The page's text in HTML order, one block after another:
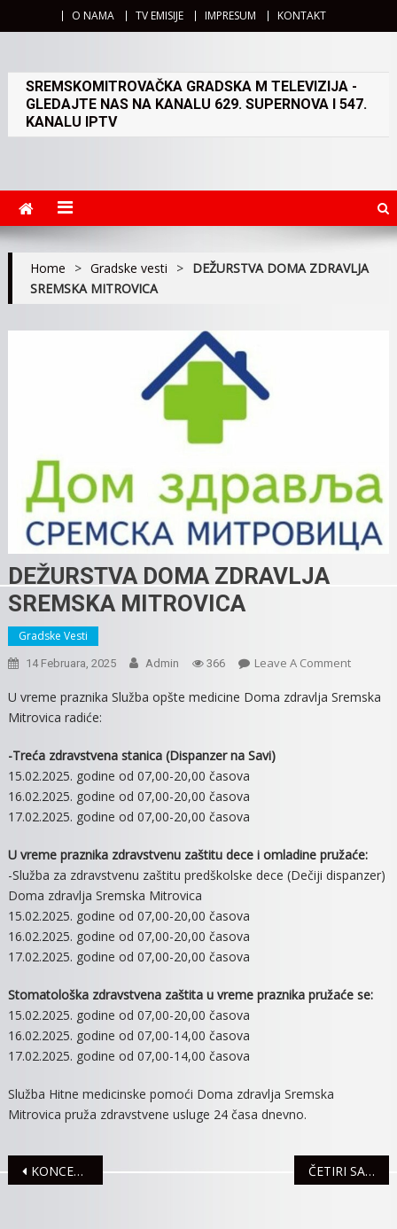
O NAMA TV EMISIJE IMPRESUM KONTAKT
SREMSKOMITROVAČKA GRADSKA M TELEVIZIJA -
GLEDAJTE NAS NA KANALU 629. SUPERNOVA I 547.
KANALU IPTV
Home > Gradske vesti > DEŽURSTVA DOMA ZDRAVLJA
SREMSKA MITROVICA
DEŽURSTVA DOMA ZDRAVLJA
SREMSKA MITROVICA
Gradske Vesti
14 Februara, 2025 Admin 366 Leave A CommentOn
DOMA
U vreme praznika Služba opšte medicine Doma zdravlja Sremska
Mitrovica radiće:
-Treća zdravstvena stanica (Dispanzer na Savi)
15.02.2025. godine od 07,00-20,00 časova
16.02.2025. godine od 07,00-20,00 časova
17.02.2025. godine od 07,00-20,00 časova
U vreme praznika zdravstvenu zaštitu dece i omladine pružaće:
-Služba za zdravstvenu zaštitu predškolske dece (Dečiji dispanzer)
Doma zdravlja Sremska Mitrovica
15.02.2025. godine od 07,00-20,00 časova
16.02.2025. godine od 07,00-20,00 časova
17.02.2025. godine od 07,00-20,00 časova
Stomatološka zdravstvena zaštita u vreme praznika pružaće se:
15.02.2025. godine od 07,00-20,00 časova
16.02.2025. godine od 07,00-14,00 časova
17.02.2025. godine od 07,00-14,00 časova
Služba Hitne medicinske pomoći Doma zdravlja Sremska
Mitrovica pruža zdravstvene usluge 24 časa dnevno.
Navigacija
KONCERT FILMSKE MUZIKE MINE LAZAREVIĆ ČETIRI SAOBRAĆAJNE NEZGODE